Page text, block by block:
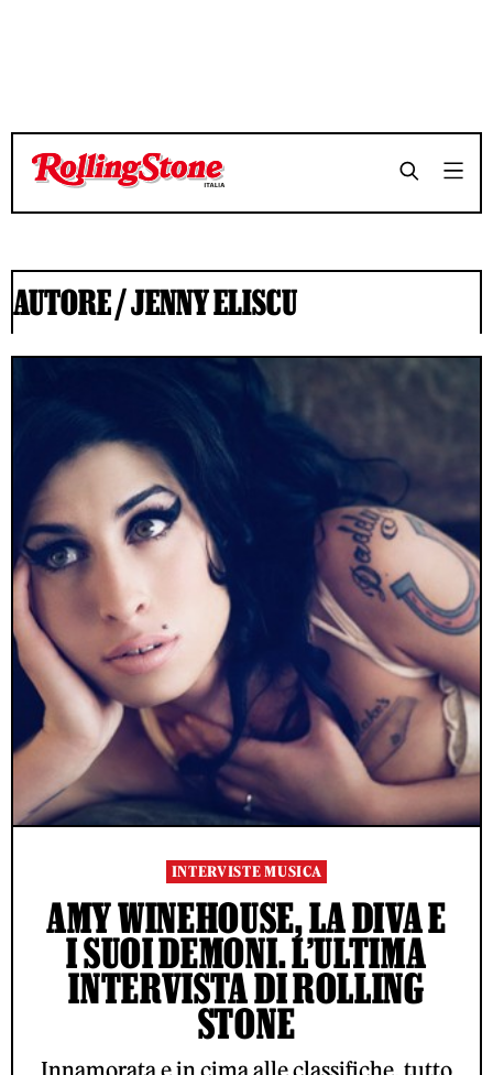
AUTORE /JENNY ELISCU
INTERVISTE MUSICA
AMY WINEHOUSE, LA DIVA E
I SUOI DEMONI. L’ULTIMA
INTERVISTA DI ROLLING
STONE